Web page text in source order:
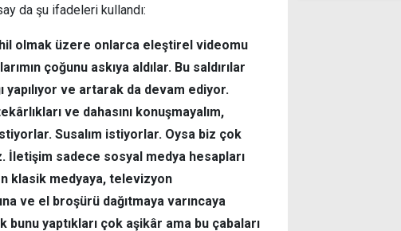
da şu ifadeleri kullandı:
olmak üzere onlarca eleştirel videomu
çoğunu askıya aldılar. Bu saldırılar
yapılıyor ve artarak da devam ediyor.
ve dahasını konuşmayalım,
Susalım istiyorlar. Oysa biz çok
İletişim sadece sosyal medya hesapları
klasik medyaya, televizyon
ve el broşürü dağıtmaya varıncaya
bunu yaptıkları çok aşikâr ama bu çabaları